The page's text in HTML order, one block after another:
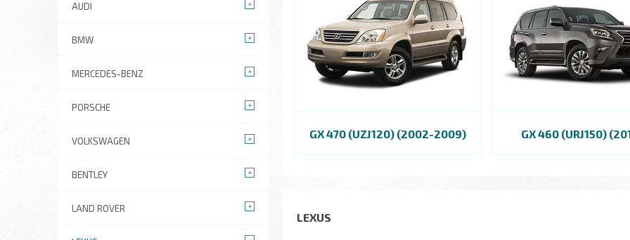
GX 470 (UZJ120) (2002-2009) GX 460 (URJ150)
LEXUS
AUDI
BMW
MERCEDES-BENZ
PORSCHE
VOLKSWAGEN
BENTLEY
LAND ROVER